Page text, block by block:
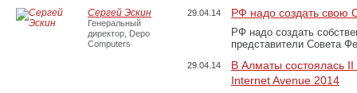
29.04.14 РФ надо создать свою
РФ надо создать
представители Совета
29.04.14
В Алматы состоялась
Internet Avenue 2014
Сергей Эскин
Генеральный
директор, Depo
Computers